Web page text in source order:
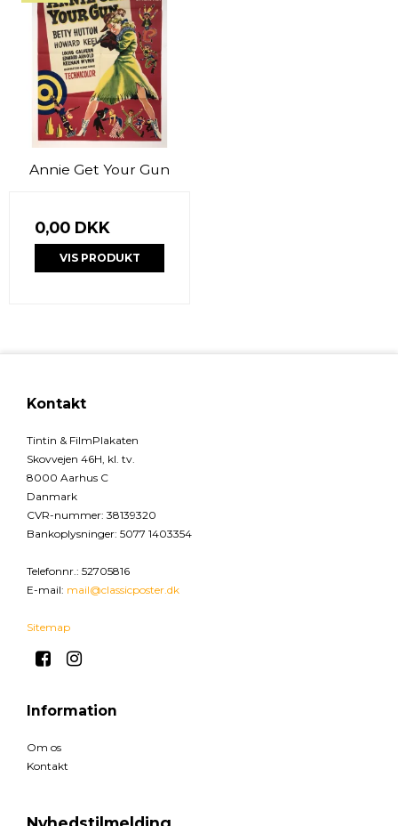
Annie Get Your Gun
0,00 DKK
VIS PRODUKT
Kontakt
Tintin & FilmPlakaten
Skovvejen 46H, kl. tv.
8000 Aarhus C
Danmark
CVR-nummer: 38139320
Bankoplysninger: 5077 1403354
Telefonnr.: 52705816
E-mail: mail@classicposter.dk
Sitemap
Information
Om os
Kontakt